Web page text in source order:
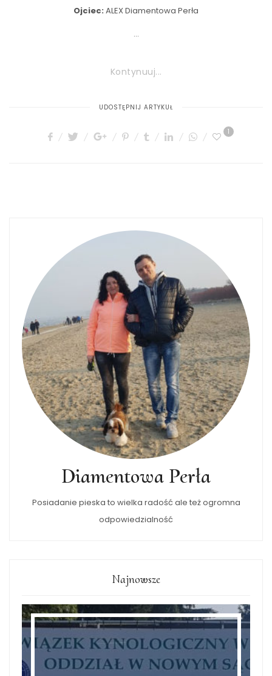
Ojciec: ALEX Diamentowa Perła
…
Kontynuuj...
UDOSTĘPNIJ ARTYKUŁ
1
Diamentowa Perła
Posiadanie pieska to wielka radość ale też ogromna
odpowiedzialność
Najnowsze